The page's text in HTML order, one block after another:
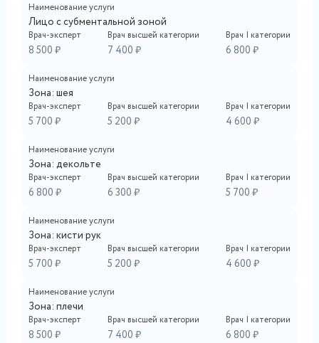
Наименование услуги
Лицо с субментальной зоной
Врач-эксперт
8 500 ₽
Врач высшей категории
7 400 ₽
Врач I категории
6 800 ₽
Наименование услуги
Зона: шея
Врач-эксперт
5 700 ₽
Врач высшей категории
5 200 ₽
Врач I категории
4 600 ₽
Наименование услуги
Зона: декольте
Врач-эксперт
6 800 ₽
Врач высшей категории
6 300 ₽
Врач I категории
5 700 ₽
Наименование услуги
Зона: кисти рук
Врач-эксперт
5 700 ₽
Врач высшей категории
5 200 ₽
Врач I категории
4 600 ₽
Наименование услуги
Зона: плечи
Врач-эксперт
8 500 ₽
Врач высшей категории
7 400 ₽
Врач I категории
6 800 ₽